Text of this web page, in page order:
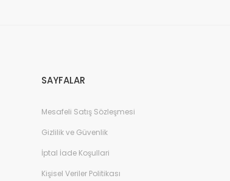
SAYFALAR
Mesafeli Satış Sözleşmesi
Gizlilik ve Güvenlik
İptal İade Koşullari
Kişisel Veriler Politikası